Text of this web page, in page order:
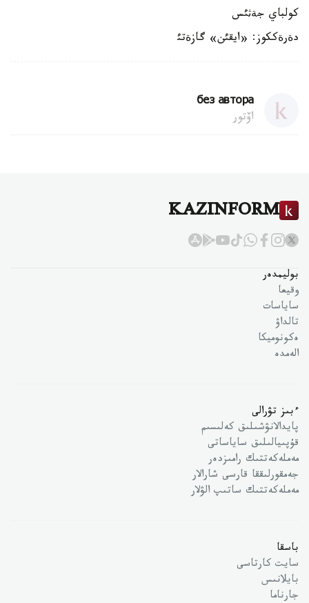
كولباي جةثئس
دةرةككوز: «ايقئن» گازةتئ
без автора
اۆتور
KAZINFORM
بوليمدەر
وقيعا
ساياسات
تالداۋ
ەكونوميكا
الەمدە
ءبىز تۋرالى
پايدالانۋشىلىق كەلىسىم
قۇپىيالىلىق ساياساتى
مەملەكەتتىك رامىزدەر
جەمقورلىققا قارسى شارالار
مەملەكەتتىك ساتىپ الۋلار
باسقا
سايت كارتاسى
بايلانىس
جارناما